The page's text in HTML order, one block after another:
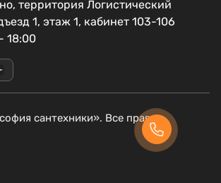
территория Логистический
1, этаж 1, кабинет 103-106
18:00
сантехники». Все права